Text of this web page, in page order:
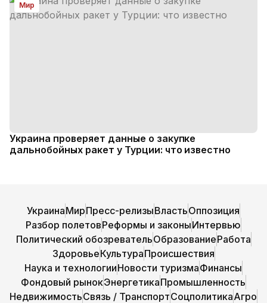
Мир
Украина проверяет данные о закупке
дальнобойных ракет у Турции: что известно
УкраинаМирПресс-релизыВластьОппозиция
Разбор полетовРеформы и законыИнтервью
Политический обозревательОбразованиеРабота
ЗдоровьеКультураПроисшествия
Наука и технологииНовости туризмаФинансы
Фондовый рынокЭнергетикаПромышленность
НедвижимостьСвязь / ТранспортСоцполитикаАгро